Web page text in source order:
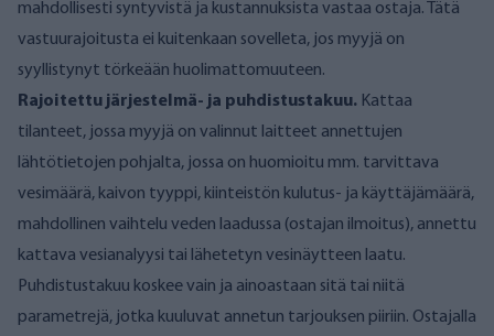
mahdollisesti syntyvistä ja kustannuksista vastaa ostaja. Tätä
vastuurajoitusta ei kuitenkaan sovelleta, jos myyjä on
syyllistynyt törkeään huolimattomuuteen.
Rajoitettu järjestelmä- ja puhdistustakuu. Kattaa
tilanteet, jossa myyjä on valinnut laitteet annettujen
lähtötietojen pohjalta, jossa on huomioitu mm. tarvittava
vesimäärä, kaivon tyyppi, kiinteistön kulutus- ja käyttäjämäärä,
mahdollinen vaihtelu veden laadussa (ostajan ilmoitus), annettu
kattava vesianalyysi tai lähetetyn vesinäytteen laatu.
Puhdistustakuu koskee vain ja ainoastaan sitä tai niitä
parametrejä, jotka kuuluvat annetun tarjouksen piiriin. Ostajalla